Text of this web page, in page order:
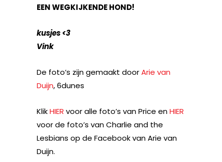
EEN WEGKIJKENDE HOND!
kusjes <3
Vink
De foto’s zijn gemaakt doorArie van
Duijn, 6dunes
KlikHIER voor alle foto’s van Price enHIER
voor de foto’s van Charlie and the
Lesbians op de Facebook van Arie van
Duijn.